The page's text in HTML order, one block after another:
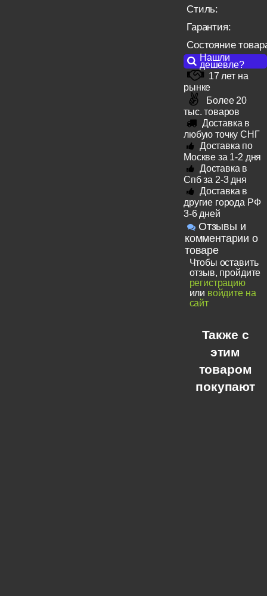
Стиль:
Гарантия:
Состояние
Нашли
дешевле?
17 лет на
рынке
Более 20
тыс. товаров
Доставка в
любую точку СНГ
Доставка по
Москве за 1-2 дня
Доставка в
Спб за 2-3 дня
Доставка в
другие города РФ
3-6 дней
Отзывы и
комментарии о
товаре
Чтобы оставить
отзыв, пройдите
регистрацию
или войдите на
сайт
Также с
этим
товаром
покупают